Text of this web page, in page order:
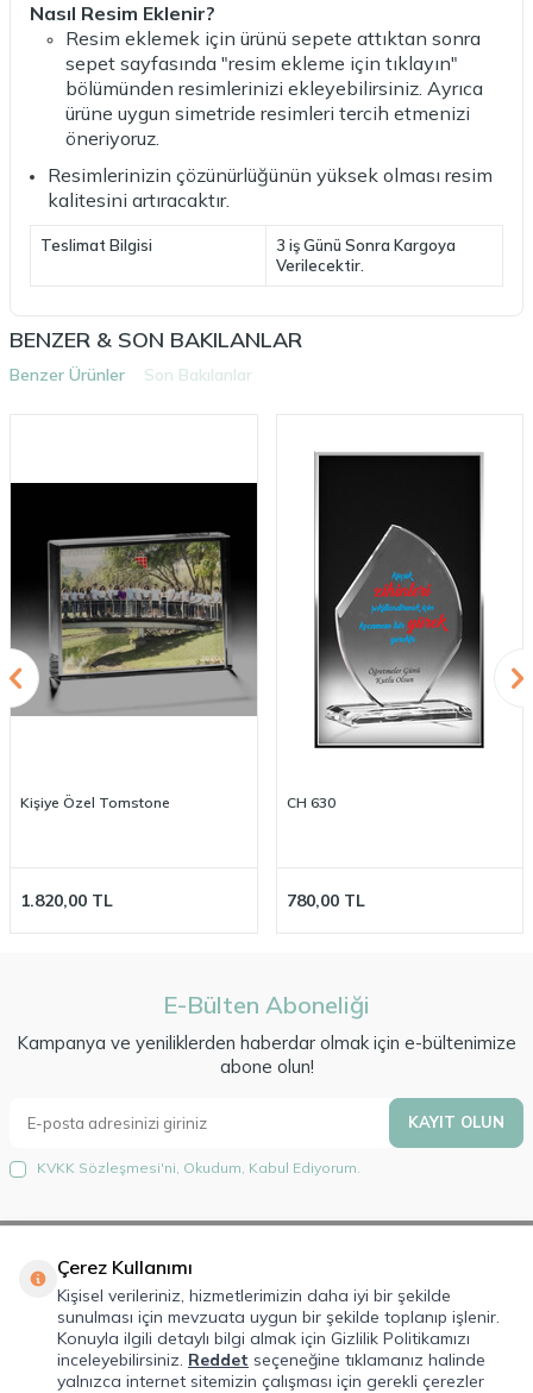
Nasıl Resim Eklenir?
Resim eklemek için ürünü sepete attıktan sonra
sepet sayfasında "resim ekleme için tıklayın"
bölümünden resimlerinizi ekleyebilirsiniz. Ayrıca
ürüne uygun simetride resimleri tercih etmenizi
öneriyoruz.
Resimlerinizin çözünürlüğünün yüksek olması resim
kalitesini artıracaktır.
Teslimat Bilgisi
3 iş Günü Sonra Kargoya
Verilecektir.
BENZER & SON BAKILANLAR
Benzer Ürünler Son Bakılanlar
Kişiye Özel Tomstone
1.820,00 TL
CH 630
780,00TL
E-Bülten Aboneliği
Kampanya ve yeniliklerden haberdar olmak için e-bültenimize
abone olun!
KAYIT OLUN
KVKK Sözleşmesi'ni , Okudum, Kabul Ediyorum.
Hakkımızda
Lorem Ipsum is simply dummy text of the printing and typesetting
industry. Lorem Ipsum has been the industry's standard dummy text ever
since the 1500s, when an unknown printer took a galley of type and
Çerez Kullanımı
Kişisel verileriniz, hizmetlerimizin daha iyi bir şekilde
sunulması için mevzuata uygun bir şekilde toplanıp işlenir.
Konuyla ilgili detaylı bilgi almak için Gizlilik Politikamızı
inceleyebilirsiniz. Reddet seçeneğine tıklamanız halinde
yalnızca internet sitemizin çalışması için gerekli çerezler